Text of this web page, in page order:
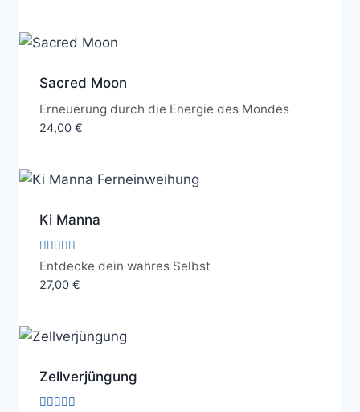
Sacred Moon
Erneuerung durch die Energie des Mondes
24,00 €
Ki Manna
Bewertet
mit
5.00
Entdecke dein wahres Selbst
27,00 €
Zellverjüngung